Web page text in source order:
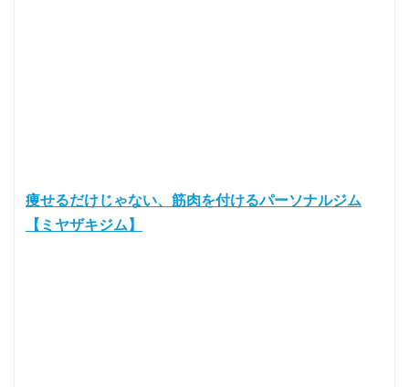
痩せるだけじゃない、筋肉を付けるパーソナルジム
【ミヤザキジム】